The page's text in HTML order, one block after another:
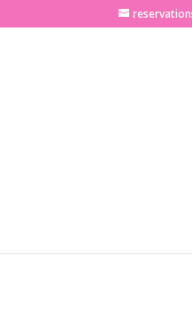
http://www.comediedelille.fr